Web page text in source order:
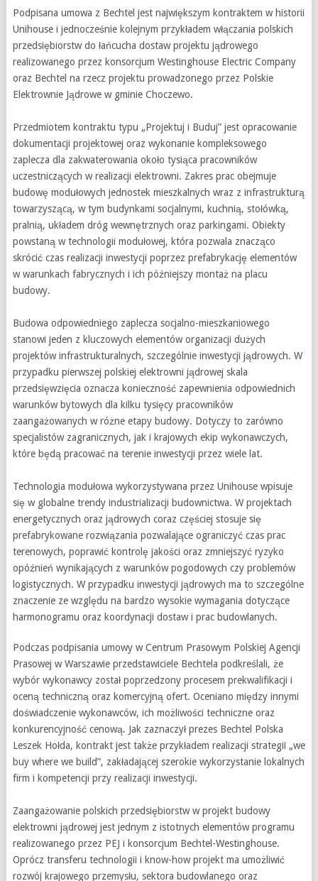
Podpisana umowa z Bechtel jest największym kontraktem w historii
Unihouse i jednocześnie kolejnym przykładem włączania polskich
przedsiębiorstw do łańcucha dostaw projektu jądrowego
realizowanego przez konsorcjum Westinghouse Electric Company
oraz Bechtel na rzecz projektu prowadzonego przez Polskie
Elektrownie Jądrowe w gminie Choczewo.
Przedmiotem kontraktu typu „Projektuj i Buduj” jest opracowanie
dokumentacji projektowej oraz wykonanie kompleksowego
zaplecza dla zakwaterowania około tysiąca pracowników
uczestniczących w realizacji elektrowni. Zakres prac obejmuje
budowę modułowych jednostek mieszkalnych wraz z infrastrukturą
towarzyszącą, w tym budynkami socjalnymi, kuchnią, stołówką,
pralnią, układem dróg wewnętrznych oraz parkingami. Obiekty
powstaną w technologii modułowej, która pozwala znacząco
skrócić czas realizacji inwestycji poprzez prefabrykację elementów
w warunkach fabrycznych i ich późniejszy montaż na placu
budowy.
Budowa odpowiedniego zaplecza socjalno-mieszkaniowego
stanowi jeden z kluczowych elementów organizacji dużych
projektów infrastrukturalnych, szczególnie inwestycji jądrowych. W
przypadku pierwszej polskiej elektrowni jądrowej skala
przedsięwzięcia oznacza konieczność zapewnienia odpowiednich
warunków bytowych dla kilku tysięcy pracowników
zaangażowanych w różne etapy budowy. Dotyczy to zarówno
specjalistów zagranicznych, jak i krajowych ekip wykonawczych,
które będą pracować na terenie inwestycji przez wiele lat.
Technologia modułowa wykorzystywana przez Unihouse wpisuje
się w globalne trendy industrializacji budownictwa. W projektach
energetycznych oraz jądrowych coraz częściej stosuje się
prefabrykowane rozwiązania pozwalające ograniczyć czas prac
terenowych, poprawić kontrolę jakości oraz zmniejszyć ryzyko
opóźnień wynikających z warunków pogodowych czy problemów
logistycznych. W przypadku inwestycji jądrowych ma to szczególne
znaczenie ze względu na bardzo wysokie wymagania dotyczące
harmonogramu oraz koordynacji dostaw i prac budowlanych.
Podczas podpisania umowy w Centrum Prasowym Polskiej Agencji
Prasowej w Warszawie przedstawiciele Bechtela podkreślali, że
wybór wykonawcy został poprzedzony procesem prekwalifikacji i
oceną techniczną oraz komercyjną ofert. Oceniano między innymi
doświadczenie wykonawców, ich możliwości techniczne oraz
konkurencyjność cenową. Jak zaznaczył prezes Bechtel Polska
Leszek Hołda, kontrakt jest także przykładem realizacji strategii „we
buy where we build”, zakładającej szerokie wykorzystanie lokalnych
firm i kompetencji przy realizacji inwestycji.
Zaangażowanie polskich przedsiębiorstw w projekt budowy
elektrowni jądrowej jest jednym z istotnych elementów programu
realizowanego przez PEJ i konsorcjum Bechtel-Westinghouse.
Oprócz transferu technologii i know-how projekt ma umożliwić
rozwój krajowego przemysłu, sektora budowlanego oraz